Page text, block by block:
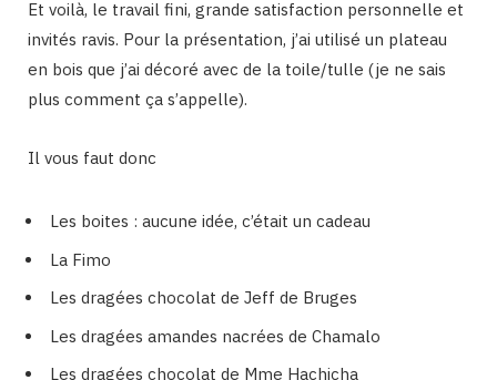
Et voilà, le travail fini, grande satisfaction personnelle et
invités ravis. Pour la présentation, j’ai utilisé un plateau
en bois que j’ai décoré avec de la toile/tulle (je ne sais
plus comment ça s’appelle).
Il vous faut donc
Les boites : aucune idée, c’était un cadeau
La Fimo
Les dragées chocolat de Jeff de Bruges
Les dragées amandes nacrées de Chamalo
Les dragées chocolat de Mme Hachicha